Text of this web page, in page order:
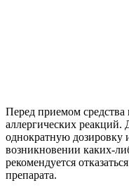
Перед приемом средства
аллергических реакций.
однократную дозировку
возникновении каких-
рекомендуется
препарата.